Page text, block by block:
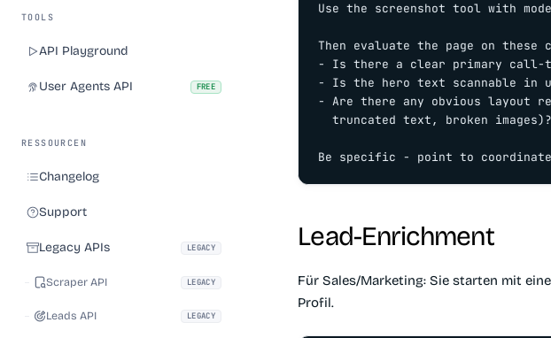
TOOLS
API Playground
User Agents API FREE
RESSOURCEN
Changelog
Support
Legacy APIs LEGACY
Scraper API LEGACY
Leads API LEGACY
Use the screenshot tool with
Then evaluate the page on
- Is there a clear primary call-
- Is the hero text scannable in
- Are there any obvious layout
  truncated text, broken images)?
Be specific - point to
Lead-Enrichment
Für Sales/Marketing: Sie starten mit
Profil.